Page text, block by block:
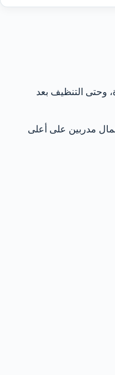
وحتى التنظيف بعد
مدربين على أعلى